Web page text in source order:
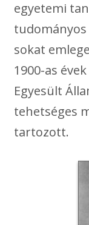
egyetemi
tudományos
sokat
1900-as
Egyesült
tehetséges
tartozott.